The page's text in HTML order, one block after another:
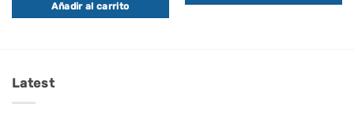
Añadir al carrito
Latest